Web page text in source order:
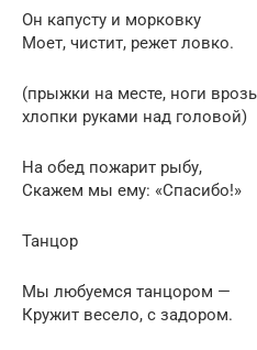
Он капусту и морковку
Моет, чистит, режет ловко.
(прыжки на месте, ноги
хлопки руками над головой)
На обед пожарит рыбу,
Скажем мы ему: «Спасибо!»
Танцор
Мы любуемся танцором —
Кружит весело, с задором.